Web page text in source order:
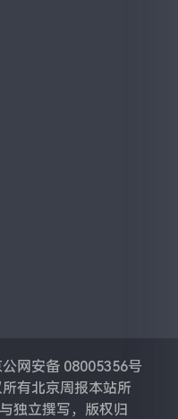
公网安备 08005356号
有北京周报本站所
独立撰写，版权归